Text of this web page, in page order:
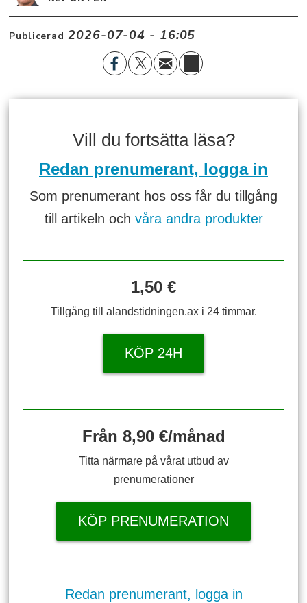
Publicerad 2026-07-04 - 16:05
Vill du fortsätta läsa?
Redan prenumerant, logga in
Som prenumerant hos oss får du tillgång
till artikeln och våra andra produkter
1,50 €
Tillgång till alandstidningen.ax i 24 timmar.
KÖP 24H
Från 8,90 €/månad
Titta närmare på vårat utbud av
prenumerationer
KÖP PRENUMERATION
Redan prenumerant, logga in